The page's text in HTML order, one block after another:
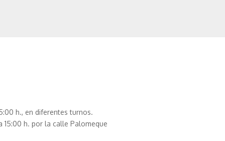
h., en diferentes turnos.
15:00 h. por la calle Palomeque